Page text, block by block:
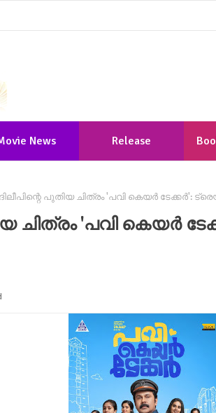
News Release
ദിലീപിന്റെ പുതിയ ചിത്രം 'പവി കെയർ ടേക്കർ':
ചിത്രം 'പവി കെയർ